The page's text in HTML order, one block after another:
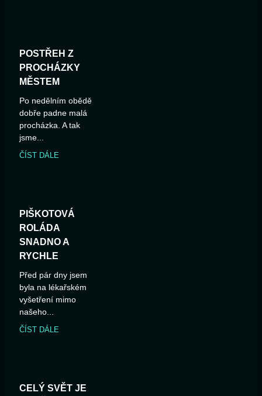
POSTŘEH Z
PROCHÁZKY
MĚSTEM
Po nedělním obědě
dobře padne malá
procházka. A tak
jsme...
ČÍST DÁLE
PIŠKOTOVÁ
ROLÁDA
SNADNO A
RYCHLE
Před pár dny jsem
byla na lékařském
vyšetření mimo
našeho...
ČÍST DÁLE
CELÝ SVĚT JE